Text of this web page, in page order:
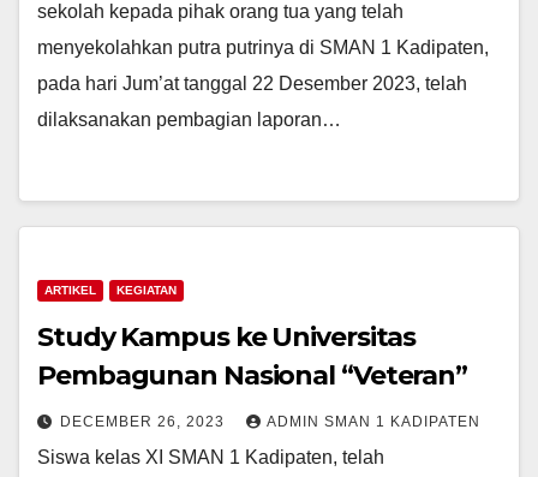
sekolah kepada pihak orang tua yang telah
menyekolahkan putra putrinya di SMAN 1 Kadipaten,
pada hari Jum’at tanggal 22 Desember 2023, telah
dilaksanakan pembagian laporan…
ARTIKEL KEGIATAN
Study Kampus ke Universitas
Pembagunan Nasional “Veteran”
DECEMBER 26, 2023 ADMIN SMAN 1 KADIPATEN
Siswa kelas XI SMAN 1 Kadipaten, telah